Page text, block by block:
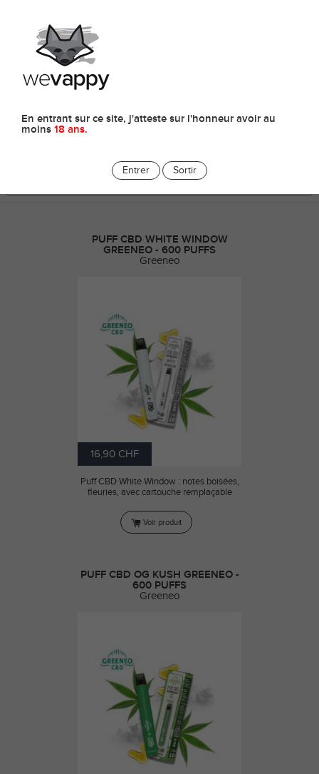
En entrant sur ce site, j'atteste sur l'honneur avoir au
moins 18 ans.
Entrer Sortir
E-cigarettes
PUFF CBD WHITE WINDOW
GREENEO - 600 PUFFS
Greeneo
16,90 CHF
Puff CBD White Window : notes boisées,
fleuries, avec cartouche remplaçable
Voir produit
PUFF CBD OG KUSH GREENEO -
600 PUFFS
Greeneo